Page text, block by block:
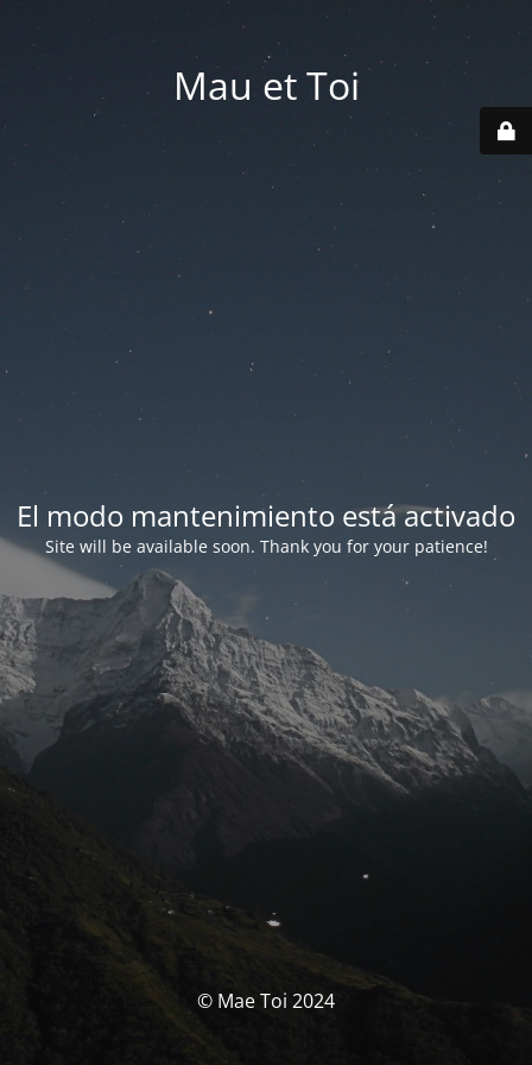
Mau et Toi
El modo mantenimiento está activado
Site will be available soon. Thank you for your patience!
© Mae Toi 2024